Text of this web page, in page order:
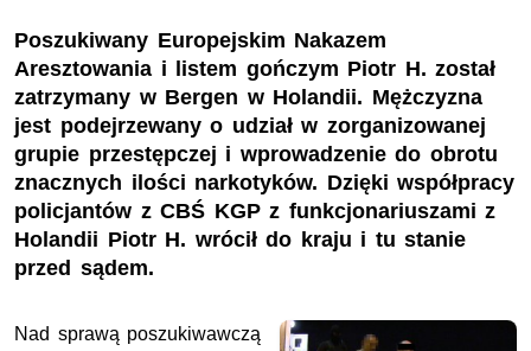
Poszukiwany Europejskim Nakazem
Aresztowania i listem gończym Piotr H. został
zatrzymany w Bergen w Holandii. Mężczyzna
jest podejrzewany o udział w zorganizowanej
grupie przestępczej i wprowadzenie do obrotu
znacznych ilości narkotyków. Dzięki współpracy
policjantów z CBŚ KGP z funkcjonariuszami z
Holandii Piotr H. wrócił do kraju i tu stanie
przed sądem.
Nad sprawą poszukiwawczą